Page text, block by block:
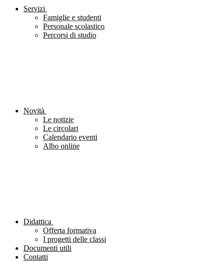
Servizi
Famiglie e studenti
Personale scolastico
Percorsi di studio
Novità
Le notizie
Le circolari
Calendario eventi
Albo online
Didattica
Offerta formativa
I progetti delle classi
Documenti utili
Contatti